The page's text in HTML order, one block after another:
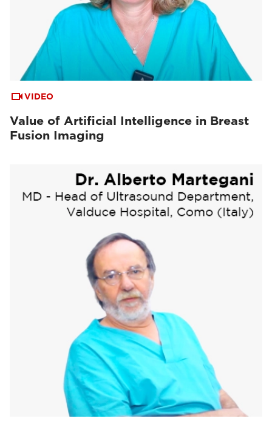
VIDEO
Value of Artificial Intelligence in Breast
Fusion Imaging